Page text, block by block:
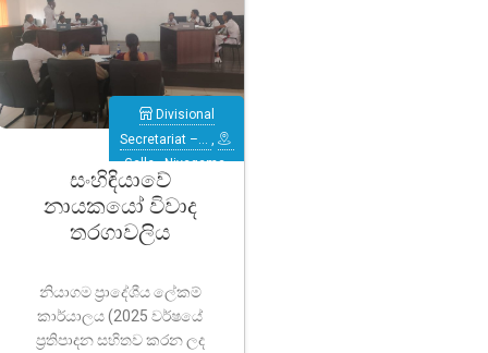
සංහිඳියාවේ
නායකයෝ විවාද
තරගාවලිය
Divisional
Secretariat –…
Galle ,Niyagama
නියාගම ප්‍රාදේශීය ලේකම්
කාර්යාලය (2025 වර්ෂයේ
ප්‍රතිපාදන සහිතව කරන ලද